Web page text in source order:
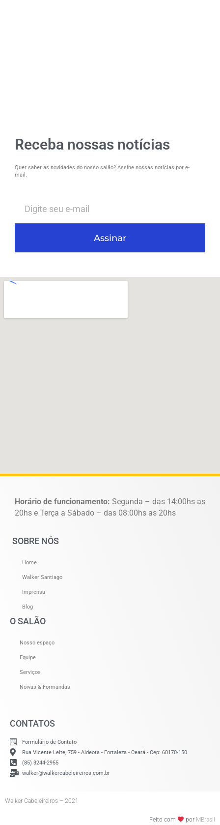
Receba nossas notícias
Quer saber as novidades do nosso salão? Assine nossas notícias por e-
mail.
Assinar
Horário de funcionamento: Segunda – das 14:00hs as
20hs e Terça a Sábado – das 08:00hs as 20hs
SOBRE NÓS
Home
Walker Santiago
Imprensa
Blog
O SALÃO
Nosso espaço
Equipe
Serviços
Noivas & Formandas
CONTATOS
Formulário de Contato
Rua Vicente Leite, 759 - Aldeota - Fortaleza - Ceará - Cep: 60170-150
(85) 3244-2955
walker@walkercabeleireiros.com.br
Walker Cabeleireiros – 2021
Feito com por MBrasil